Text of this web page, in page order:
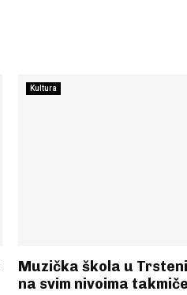
Kultura
Muzička škola u
na svim nivoima